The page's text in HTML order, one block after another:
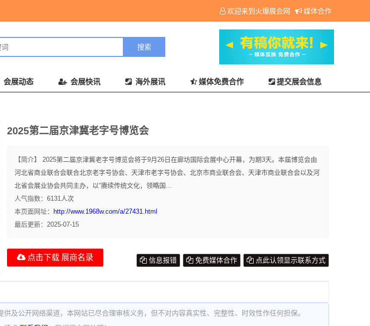
欢迎来到火爆展会网 媒体合作
会展动态 会展快讯 海外展讯 媒体免费合作 提交展会信息
2025第二届京津冀老字号博览会
【简介】
2025第二届京津冀老字号博览会将于9月26日在廊坊国际会展中心开幕，为期3天。本届博览会由
河北省商业联合会联合北京老字号协会、天津市老字号协会、北京市商业联合会、天津市商业联合会以及河
北省会展业协会共同主办，以“赓续传统文化，领略国...
人气指数： 6131人次
本页面网址：
http://www.1968w.com/a/27431.html
最后更新： 2025-07-15
点击下载 展商名录 点此认领显示联系方式
免费媒体合作
信息报错
及公开网络渠道，本网站已尽合理审核义务，但不对内容真实性、完整性、时效性作任何担保。